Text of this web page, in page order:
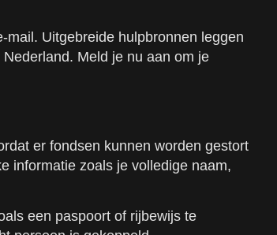
Uitgebreide hulpbronnen leggen
Meld je nu aan om je
er fondsen kunnen worden gestort
informatie zoals je volledige naam,
een paspoort of rijbewijs te